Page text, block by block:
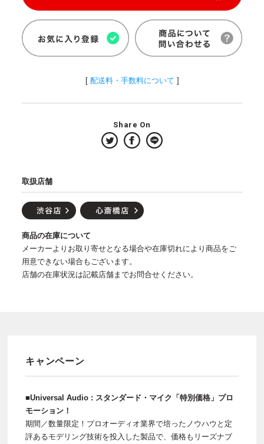
[ 配送料・手数料について ]
Share On
取扱店舗
商品の在庫について
メーカーよりお取り寄せとなる場合や在庫切れにより商品をご
用意できない場合もございます。
店舗の在庫状況は記載店舗までお問合せください。
キャンペーン
■Universal Audio : スタンダード・マイク「特別価格」プロ
モーション！
期間／数量限定！プロオーディオ業界で培ったノウハウと定
評あるモデリング技術を投入した製品で、価格もリーズナブ